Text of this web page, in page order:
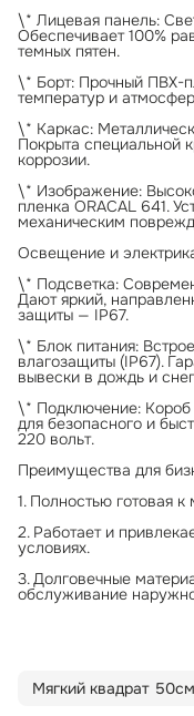
\* Лицевая панель:
Обеспечивает 100%
темных пятен.
\* Борт: Прочный ПВХ-
температур и
\* Каркас:
Покрыта специальной
коррозии.
\* Изображение:
пленка ORACAL 641.
механическим
Освещение и
\* Подсветка:
Дают яркий,
защиты — IP67.
\* Блок питания:
влагозащиты (IP67).
вывески в дождь и
\* Подключение:
для безопасного и
220 вольт.
Преимущества для
1. Полностью готовая
2. Работает и
условиях.
3. Долговечные
обслуживание
Мягкий квадрат 50см